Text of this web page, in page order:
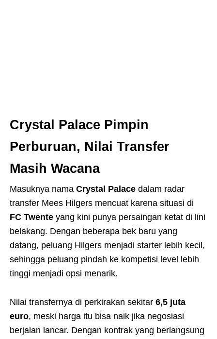
Crystal Palace Pimpin
Perburuan, Nilai Transfer
Masih Wacana
Masuknya nama Crystal Palace dalam radar
transfer Mees Hilgers mencuat karena situasi di
FC Twente yang kini punya persaingan ketat di lini
belakang. Dengan beberapa bek baru yang
datang, peluang Hilgers menjadi starter lebih kecil,
sehingga peluang pindah ke kompetisi level lebih
tinggi menjadi opsi menarik.
Nilai transfernya di perkirakan sekitar 6,5 juta
euro, meski harga itu bisa naik jika negosiasi
berjalan lancar. Dengan kontrak yang berlangsung